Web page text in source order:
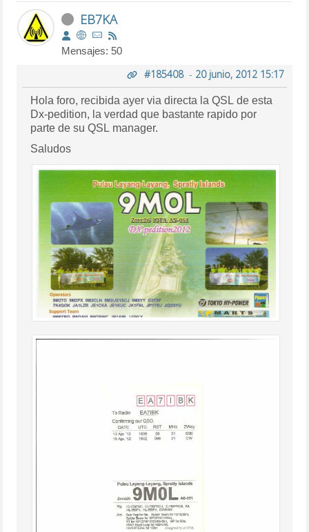
EB7KA
Mensajes: 50
#185408- 20 junio, 2012 15:17
Hola foro, recibida ayer via directa la QSL de esta
Dx-pedition, la verdad que bastante rapido por
parte de su QSL manager.
Saludos